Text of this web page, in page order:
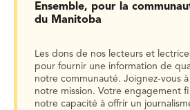
Ensemble, pour la
du Manitoba
Les dons de nos lecteurs et
pour fournir une information de
notre communauté. Joignez-vous
notre mission. Votre engagement
notre capacité à offrir un